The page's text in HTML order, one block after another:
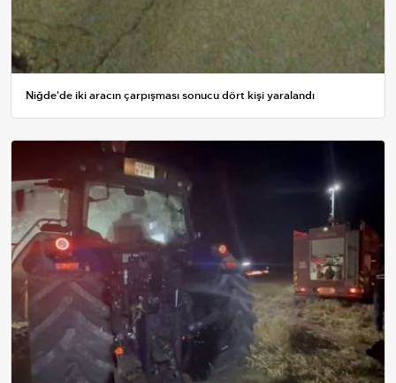
Niğde'de iki aracın çarpışması sonucu dört kişi yaralandı